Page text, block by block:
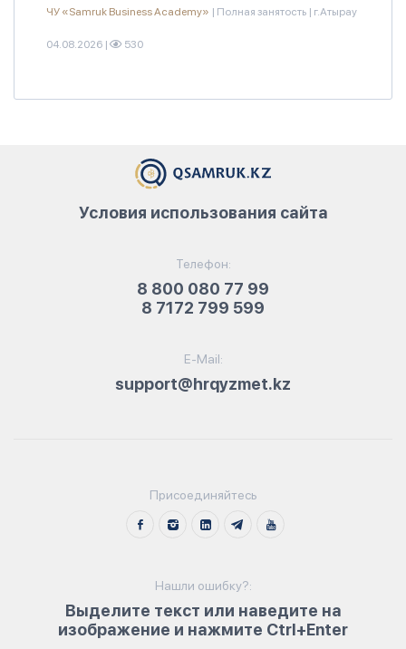
ЧУ «Samruk Business Academy» | Полная занятость | г.Атырау
04.08.2026 | 530
Телефон:
8 800 080 77 99
8 7172 799 599
E-Mail:
support@hrqyzmet.kz
Условия использования сайта
Присоединяйтесь
Нашли ошибку?:
Выделите текст или наведите на
изображение и нажмите Ctrl+Enter